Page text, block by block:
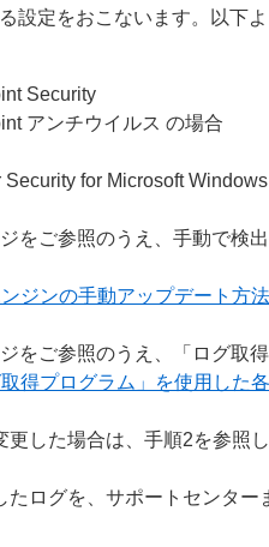
設定をおこないます。以下
Security
アンチウイルス の場合
Security for Microsoft
をご参照のうえ、手動で検
ンジンの手動アップデート方法
をご参照のうえ、「ログ取
取得プログラム」を使用した
更した場合は、手順2を参照
たログを、サポートセンター